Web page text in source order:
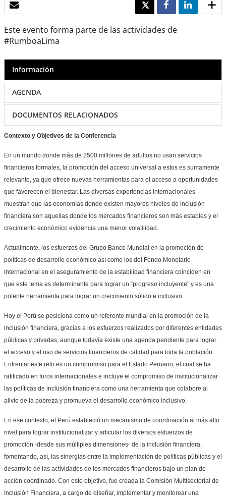
TWEET SHARE SHARE
Este evento forma parte de las actividades de
#RumboaLima
Información
AGENDA
DOCUMENTOS RELACIONADOS
Contexto y Objetivos de la Conferencia
En un mundo donde más de 2500 millones de adultos no usan servicios
financieros formales, la promoción del acceso universal a estos es sumamente
relevante, ya que ofrece nuevas herramientas para el acceso a oportunidades
que favorecen el bienestar. Las diversas experiencias internacionales
muestran que las economías donde existen mayores niveles de inclusión
financiera son aquellas donde los mercados financieros son más estables y el
crecimiento económico evidencia una menor volatilidad.
Actualmente, los esfuerzos del Grupo Banco Mundial en la promoción de
políticas de desarrollo económico así como los del Fondo Monetario
Internacional en el aseguramiento de la estabilidad financiera coinciden en
que este tema es determinante para lograr un “progreso incluyente” y es una
potente herramienta para lograr un crecimiento sólido e inclusivo.
Hoy el Perú se posiciona como un referente mundial en la promoción de la
inclusión financiera, gracias a los esfuerzos realizados por diferentes entidades
públicas y privadas, aunque todavía existe una agenda pendiente para lograr
el acceso y el uso de servicios financieros de calidad para toda la población.
Enfrentar este reto es un compromiso para el Estado Peruano, el cual se ha
ratificado en foros internacionales e incluye el compromiso de institucionalizar
las políticas de inclusión financiera como una herramienta que colabore al
alivio de la pobreza y promueva el desarrollo económico inclusivo.
En ese contexto, el Perú estableció un mecanismo de coordinación al más alto
nivel para lograr institucionalizar y articular los diversos esfuerzos de
promoción -desde sus múltiples dimensiones- de la inclusión financiera,
fomentando, así, las sinergias entre la implementación de políticas públicas y el
desarrollo de las actividades de los mercados financieros bajo un plan de
acción coordinado. Con este objetivo, fue creada la Comisión Multisectorial de
Inclusión Financiera, a cargo de diseñar, implementar y monitorear una